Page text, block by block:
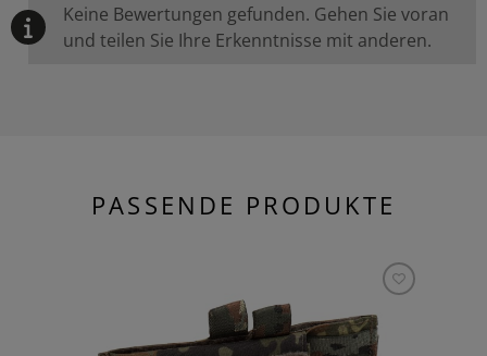
Keine Bewertungen gefunden. Gehen Sie voran
und teilen Sie Ihre Erkenntnisse mit anderen.
PASSENDE PRODUKTE